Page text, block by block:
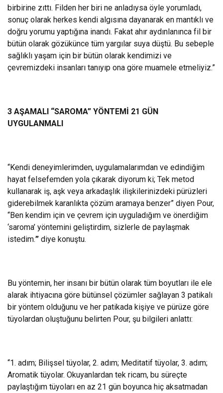
birbirine zıttı. Filden her biri ne anladıysa öyle yorumladı,
sonuç olarak herkes kendi algısına dayanarak en mantıklı ve
doğru yorumu yaptığına inandı. Fakat ahır aydınlanınca fil bir
bütün olarak gözükünce tüm yargılar suya düştü. Bu sebeple
sağlıklı yaşam için bir bütün olarak kendimizi ve
çevremizdeki insanları tanıyıp ona göre muamele etmeliyiz.”
3 AŞAMALI “SAROMA” YÖNTEMİ 21 GÜN
UYGULANMALI
“Kendi deneyimlerimden, uygulamalarımdan ve edindiğim
hayat felsefemden yola çıkarak diyorum ki; Tek metod
kullanarak iş, aşk veya arkadaşlık ilişkilerinizdeki pürüzleri
giderebilmek karanlıkta çözüm aramaya benzer” diyen Pour,
“Ben kendim için ve çevrem için uyguladığım ve önerdiğim
‘saroma’ yöntemini geliştirdim, sizlerle de paylaşmak
istedim.” diye konuştu.
Bu yöntemin, her insanı bir bütün olarak tüm boyutları ile ele
alarak ihtiyacına göre bütünsel çözümler sağlayan 3 patikalı
bir yöntem olduğunu ve her patikada kişiye ve pürüze göre
tüyolardan oluştuğunu belirten Pour, şu bilgileri anlattı:
“1. adım; Bilişsel tüyolar, 2. adım; Meditatif tüyolar, 3. adım;
Aromatik tüyolar. Okuyanlardan tek ricam, bu süreçte
paylaştığım tüyoları en az 21 gün boyunca hiç aksatmadan